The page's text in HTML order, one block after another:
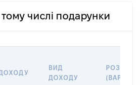
числі подарунки
ВИД
ДОХОДУ
РОЗМІР